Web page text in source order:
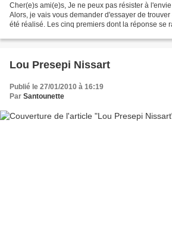
Cher(e)s ami(e)s, Je ne peux pas résister à
Alors, je vais vous demander d'essayer de
été réalisé. Les cinq premiers dont la réponse se
Lou Presepi Nissart
Publié le 27/01/2010 à 16:19
Par Santounette